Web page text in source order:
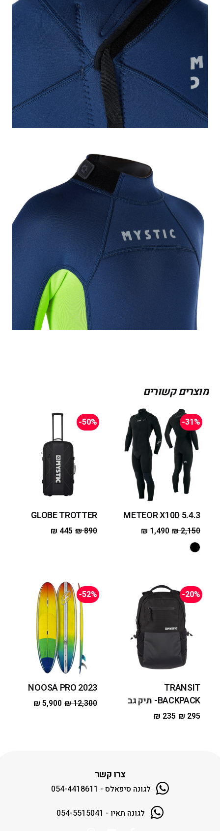
מוצרים קשורים
-31%
5.4.3 METEOR X10D
₪2,150
₪ 1,490
-50%
GLOBE TROTTER
₪890
₪ 445
-20%
TRANSIT
BACKPACK- תיק גב
₪295
₪ 235
-52%
NOOSA PRO 2023
₪12,300
₪ 5,900
צרו קשר
לגונה סיפאלס - 054-4418611
לגונה תאיו - 054-5515041